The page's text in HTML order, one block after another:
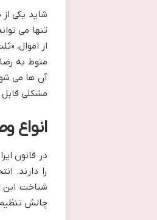
شاید یکی
تنها می
از اموال،
منوط به
آن ها می
مشکلی قابل
انواع
در قانون
را دارند.
شناخت این
چالش